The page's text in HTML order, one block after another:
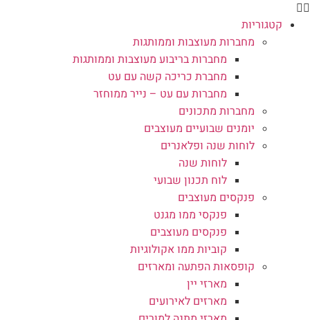
קטגוריות
מחברות מעוצבות וממותגות
מחברות בריבוע מעוצבות וממותגות
מחברת כריכה קשה עם עט
מחברות עם עט – נייר ממוחזר
מחברות מתכונים
יומנים שבועיים מעוצבים
לוחות שנה ופלאנרים
לוחות שנה
לוח תכנון שבועי
פנקסים מעוצבים
פנקסי ממו מגנט
פנקסים מעוצבים
קוביות ממו אקולוגיות
קופסאות הפתעה ומארזים
מארזי יין
מארזים לאירועים